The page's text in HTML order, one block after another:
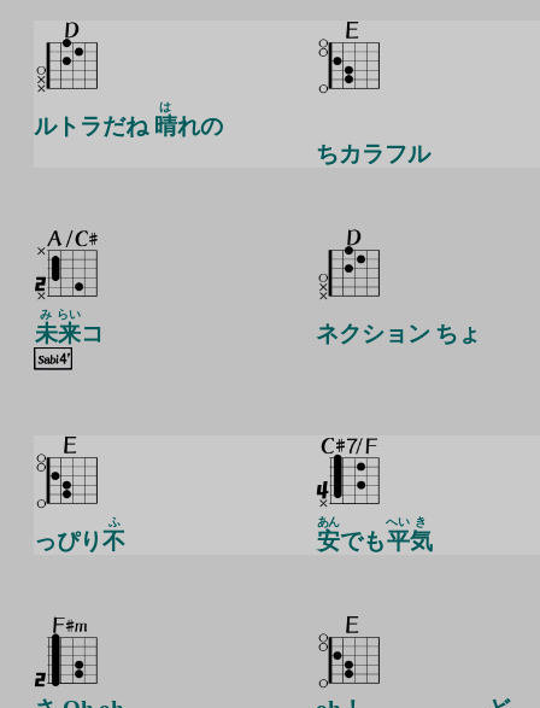
ルトラだね 晴
は
れの
ちカラフル
未
み
来
らい
コ ネクション ちょ
っぴり 不
ふ
安
あん
でも平
へい
気
き